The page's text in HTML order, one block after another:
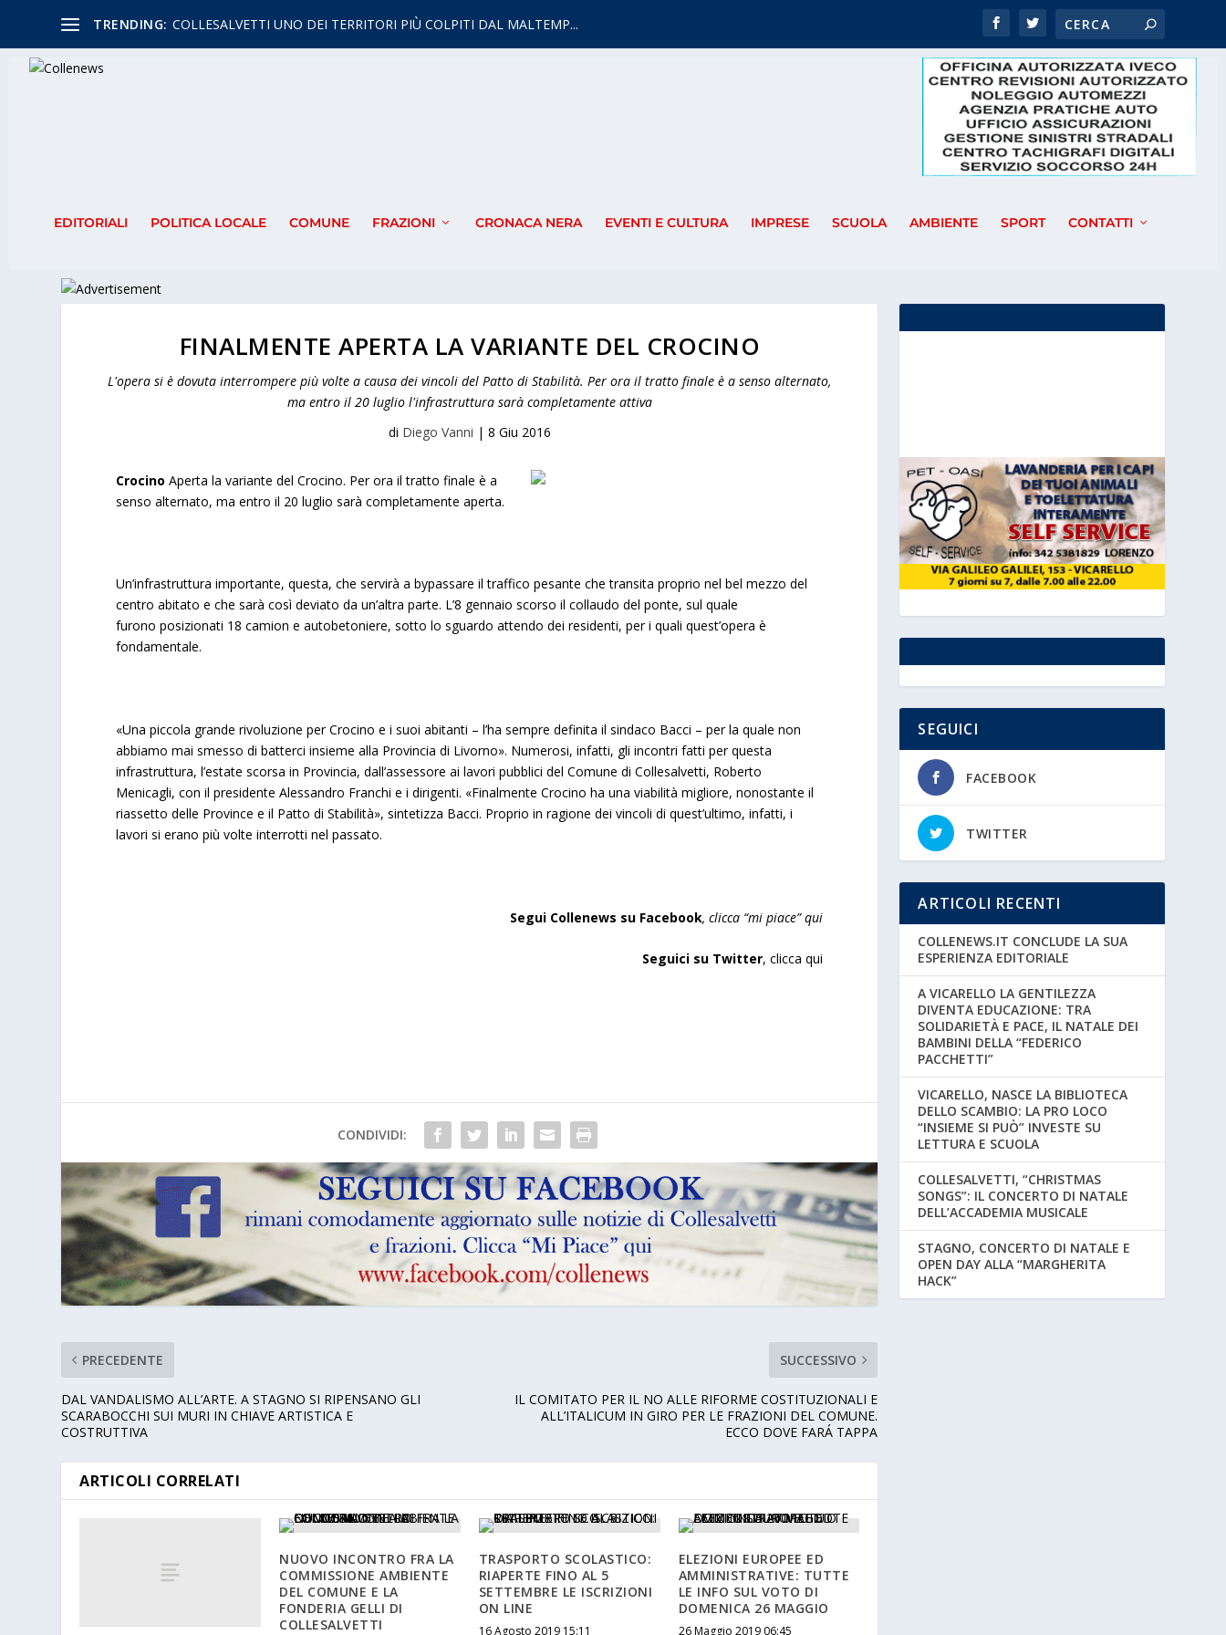
TRENDING: COLLESALVETTI UNO DEI TERRITORI PIÙ COLPITI DAL MALTEMP...
EDITORIALI POLITICA LOCALE COMUNE FRAZIONI CRONACA NERA EVENTI E CULTURA IMPRESE SCUOLA AMBIENTE SPORT CONTATTI
FINALMENTE APERTA LA VARIANTE DEL CROCINO
L'opera si è dovuta interrompere più volte a causa dei vincoli del Patto di Stabilità. Per ora il tratto finale è a senso alternato,
ma entro il 20 luglio l'infrastruttura sarà completamente attiva
di Diego Vanni | 8 Giu 2016
CrocinoAperta la variante del Crocino. Per ora il tratto finale è a
senso alternato, ma entro il 20 luglio sarà completamente aperta.
Un’infrastruttura importante, questa, che servirà a bypassare il traffico pesante che transita proprio nel bel mezzo del
centro abitato e che sarà così deviato da un’altra parte. L’8 gennaio scorso il collaudo del ponte, sul quale
furono posizionati 18 camion e autobetoniere, sotto lo sguardo attendo dei residenti, per i quali quest’opera è
fondamentale.
«Una piccola grande rivoluzione per Crocino e i suoi abitanti – l’ha sempre definita il sindaco Bacci – per la quale non
abbiamo mai smesso di batterci insieme alla Provincia di Livorno». Numerosi, infatti, gli incontri fatti per questa
infrastruttura, l’estate scorsa in Provincia, dall’assessore ai lavori pubblici del Comune di Collesalvetti, Roberto
Menicagli, con il presidente Alessandro Franchi e i dirigenti. «Finalmente Crocino ha una viabilità migliore, nonostante il
riassetto delle Province e il Patto di Stabilità», sintetizza Bacci. Proprio in ragione dei vincoli di quest’ultimo, infatti, i
lavori si erano più volte interrotti nel passato.
Segui Collenews su Facebook, clicca “mi piace”qui
Seguici su Twitter,clicca qui
CONDIVIDI:
PRECEDENTE
DAL VANDALISMO ALL’ARTE. A STAGNO SI RIPENSANO GLI
SCARABOCCHI SUI MURI IN CHIAVE ARTISTICA E
COSTRUTTIVA
SUCCESSIVO
IL COMITATO PER IL NO ALLE RIFORME COSTITUZIONALI E
ALL’ITALICUM IN GIRO PER LE FRAZIONI DEL COMUNE.
ECCO DOVE FARÁ TAPPA
ARTICOLI CORRELATI
NUOVO INCONTRO FRA LA
COMMISSIONE AMBIENTE
DEL COMUNE E LA
FONDERIA GELLI DI
COLLESALVETTI
TRASPORTO SCOLASTICO:
RIAPERTE FINO AL 5
SETTEMBRE LE ISCRIZIONI
ON LINE
16 Agosto 2019 15:11
ELEZIONI EUROPEE ED
AMMINISTRATIVE: TUTTE
LE INFO SUL VOTO DI
DOMENICA 26 MAGGIO
26 Maggio 2019 06:45
SEGUICI
FACEBOOK
TWITTER
ARTICOLI RECENTI
COLLENEWS.IT CONCLUDE LA SUA
ESPERIENZA EDITORIALE
A VICARELLO LA GENTILEZZA
DIVENTA EDUCAZIONE: TRA
SOLIDARIETÀ E PACE, IL NATALE DEI
BAMBINI DELLA “FEDERICO
PACCHETTI”
VICARELLO, NASCE LA BIBLIOTECA
DELLO SCAMBIO: LA PRO LOCO
“INSIEME SI PUÒ” INVESTE SU
LETTURA E SCUOLA
COLLESALVETTI, “CHRISTMAS
SONGS”: IL CONCERTO DI NATALE
DELL’ACCADEMIA MUSICALE
STAGNO, CONCERTO DI NATALE E
OPEN DAY ALLA “MARGHERITA
HACK”